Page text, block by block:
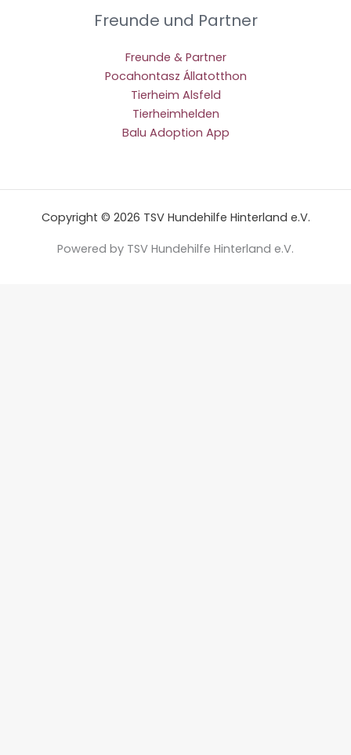
Freunde und Partner
Freunde & Partner
Pocahontasz Állatotthon
Tierheim Alsfeld
Tierheimhelden
Balu Adoption App
Copyright © 2026 TSV Hundehilfe Hinterland e.V.
Powered by TSV Hundehilfe Hinterland e.V.